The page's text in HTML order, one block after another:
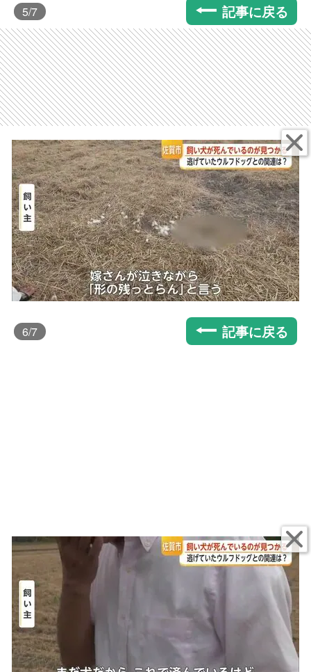
5/7 記事に戻る
6/7 記事に戻る